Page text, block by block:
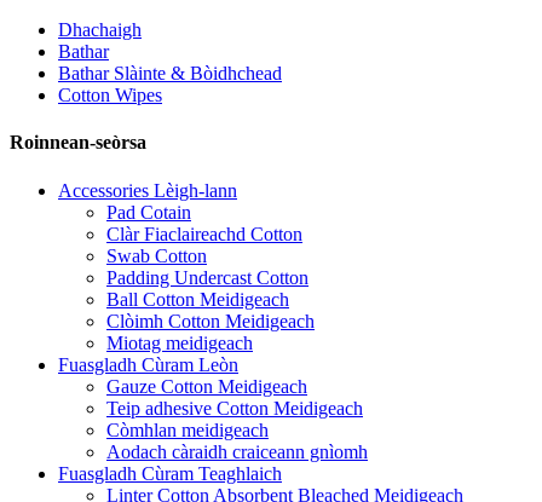
Dhachaigh
Bathar
Bathar Slàinte & Bòidhchead
Cotton Wipes
Roinnean-seòrsa
Accessories Lèigh-lann
Pad Cotain
Clàr Fiaclaireachd Cotton
Swab Cotton
Padding Undercast Cotton
Ball Cotton Meidigeach
Clòimh Cotton Meidigeach
Miotag meidigeach
Fuasgladh Cùram Leòn
Gauze Cotton Meidigeach
Teip adhesive Cotton Meidigeach
Còmhlan meidigeach
Aodach càraidh craiceann gnìomh
Fuasgladh Cùram Teaghlaich
Linter Cotton Absorbent Bleached Meidigeach